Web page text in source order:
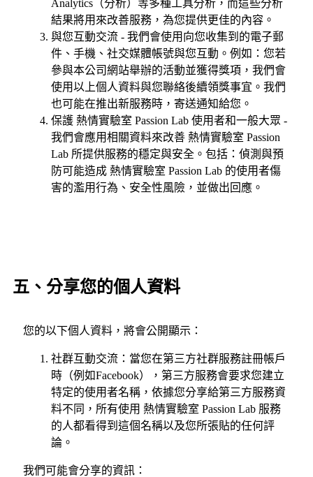
Analytics（分析）等多種工具分析，而這些分析
結果將用來改善服務，為您提供更佳的內容。
與您互動交流 - 我們會使用向您收集到的電子郵
件、手機、社交媒體帳號與您互動。例如：您若
參與本公司網站舉辦的活動並獲得獎項，我們會
使用以上個人資料與您聯絡後續領獎事宜。我們
也可能在推出新服務時，寄送通知給您。
保護 熱情實驗室 Passion Lab 使用者和一般大眾 -
我們會應用相關資料來改善 熱情實驗室 Passion
Lab 所提供服務的穩定與安全。包括：偵測與預
防可能造成 熱情實驗室 Passion Lab 的使用者傷
害的濫用行為、安全性風險，並做出回應。
五、分享您的個人資料
您的以下個人資料，將會公開顯示：
社群互動交流：當您在第三方社群服務註冊帳戶
時（例如Facebook），第三方服務會要求您建立
特定的使用者名稱，依據您分享給第三方服務資
料不同，所有使用 熱情實驗室 Passion Lab 服務
的人都看得到這個名稱以及您所張貼的任何評
論。
我們可能會分享的資訊：